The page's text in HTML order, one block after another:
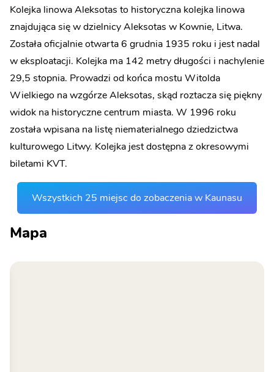
Kolejka linowa Aleksotas to historyczna kolejka linowa
znajdująca się w dzielnicy Aleksotas w Kownie, Litwa.
Została oficjalnie otwarta 6 grudnia 1935 roku i jest nadal
w eksploatacji. Kolejka ma 142 metry długości i nachylenie
29,5 stopnia. Prowadzi od końca mostu Witolda
Wielkiego na wzgórze Aleksotas, skąd roztacza się piękny
widok na historyczne centrum miasta. W 1996 roku
została wpisana na listę niematerialnego dziedzictwa
kulturowego Litwy. Kolejka jest dostępna z okresowymi
biletami KVT.
Wszystkich 25 miejsc do zobaczenia w Kaunasu
Mapa